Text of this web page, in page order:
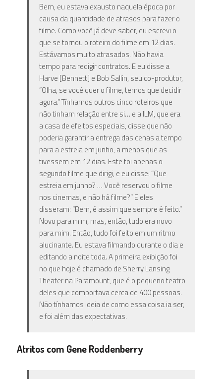
Bem, eu estava exausto naquela época por
causa da quantidade de atrasos para fazer o
filme. Como você já deve saber, eu escrevi o
que se tornou o roteiro do filme em 12 dias.
Estávamos muito atrasados. Não havia
tempo para redigir contratos. E eu disse a
Harve [Bennett] e Bob Sallin, seu co-produtor,
“Olha, se você quer o filme, temos que decidir
agora.” Tínhamos outros cinco roteiros que
não tinham relação entre si… e a ILM, que era
a casa de efeitos especiais, disse que não
poderia garantir a entrega das cenas a tempo
para a estreia em junho, a menos que as
tivessem em 12 dias. Este foi apenas o
segundo filme que dirigi, e eu disse: “Que
estreia em junho? … Você reservou o filme
nos cinemas, e não há filme?” E eles
disseram: “Bem, é assim que sempre é feito.”
Novo para mim, mas, então, tudo era novo
para mim. Então, tudo foi feito em um ritmo
alucinante. Eu estava filmando durante o dia e
editando a noite toda. A primeira exibição foi
no que hoje é chamado de Sherry Lansing
Theater na Paramount, que é o pequeno teatro
deles que comportava cerca de 400 pessoas.
Não tínhamos ideia de como essa coisa ia ser,
e foi além das expectativas.
Atritos com Gene Roddenberry